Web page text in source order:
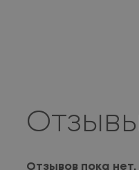
Отзывов пока